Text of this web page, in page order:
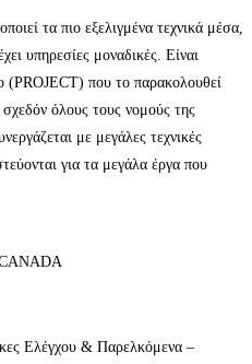
τα πιο εξελιγμένα τεχνικά μέσα,
υπηρεσίες μοναδικές. Είναι
(PROJECT) που το παρακολουθεί
όλους τους νομούς της
με μεγάλες τεχνικές
για τα μεγάλα έργα που
Ελέγχου & Παρελκόμενα –